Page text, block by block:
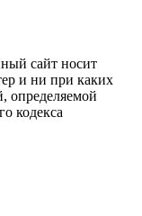
сайт носит
и ни при каких
определяемой
кодекса